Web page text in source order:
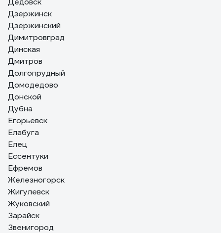
Дзержинск
Дзержинский
Димитровград
Динская
Дмитров
Долгопрудный
Домодедово
Донской
Дубна
Егорьевск
Елабуга
Елец
Ессентуки
Ефремов
Железногорск
Жигулевск
Жуковский
Зарайск
Звенигород